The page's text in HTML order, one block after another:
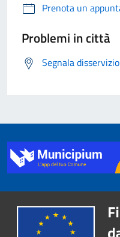
Prenota un
Problemi in città
Segnala disservizio